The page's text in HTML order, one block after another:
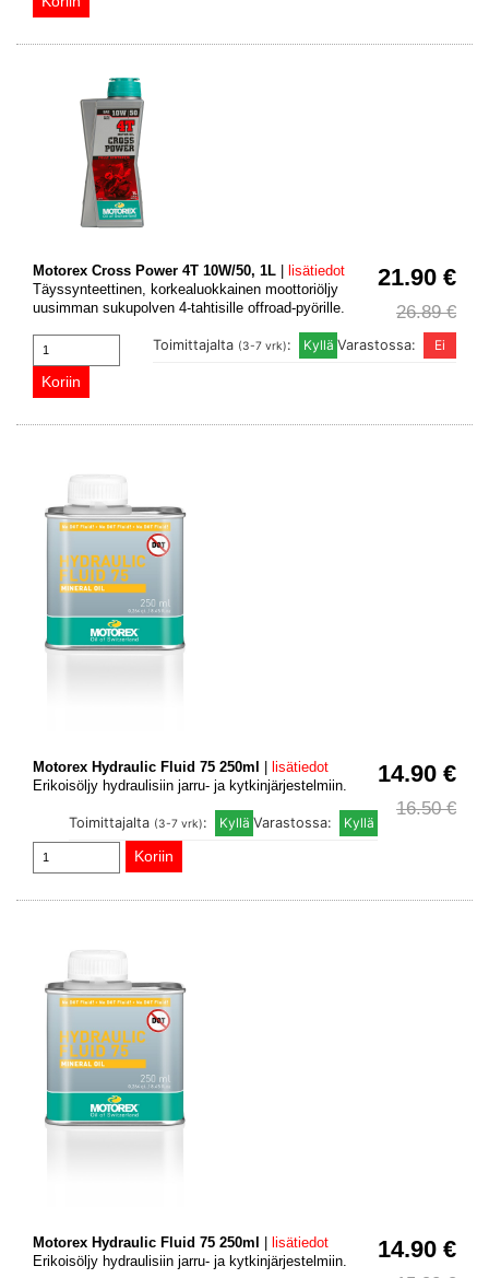
21.90 €
26.89 €
Motorex Cross Power 4T 10W/50, 1L
lisätiedot
Täyssynteettinen, korkealuokkainen moottoriöljy
uusimman sukupolven 4-tahtisille offroad-pyörille.
Varastossa:
Toimittajalta (3-7 vrk):
14.90 €
16.50 €
Motorex Hydraulic Fluid 75 250ml
lisätiedot
Erikoisöljy hydraulisiin jarru- ja kytkinjärjestelmiin.
Varastossa:
Toimittajalta (3-7 vrk):
14.90 €
Motorex Hydraulic Fluid 75 250ml
lisätiedot
Erikoisöljy hydraulisiin jarru- ja kytkinjärjestelmiin.